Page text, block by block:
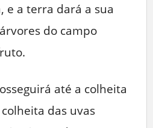
e a terra dará a sua
do campo
até a colheita
das uvas